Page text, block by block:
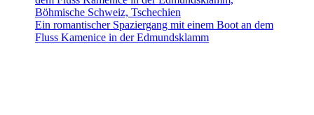
Ein romantischer Spaziergang mit einem Boot an dem
Fluss Kamenice in der Edmundsklamm